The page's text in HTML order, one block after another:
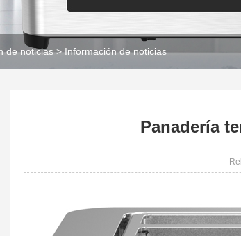
de noticias>Información de noticias
Panadería